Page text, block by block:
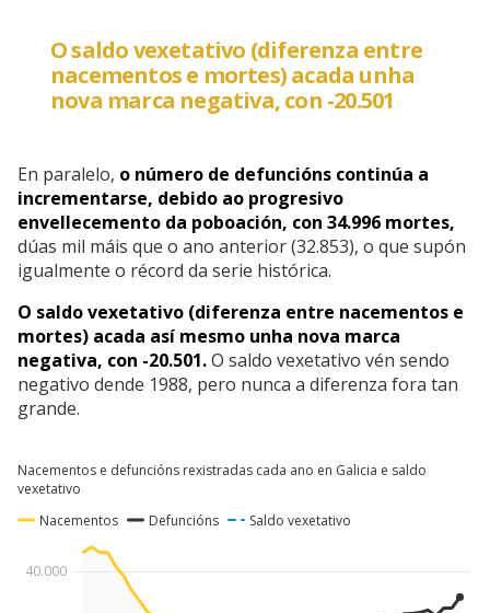
O saldo vexetativo (diferenza entre
nacementos e mortes) acada unha
nova marca negativa, con -20.501
En paralelo, o número de defuncións continúa a
incrementarse, debido ao progresivo
envellecemento da poboación, con 34.996 mortes,
dúas mil máis que o ano anterior (32.853), o que supón
igualmente o récord da serie histórica.
O saldo vexetativo (diferenza entre nacementos e
mortes) acada así mesmo unha nova marca
negativa, con -20.501.O saldo vexetativo vén sendo
negativo dende 1988, pero nunca a diferenza fora tan
grande.